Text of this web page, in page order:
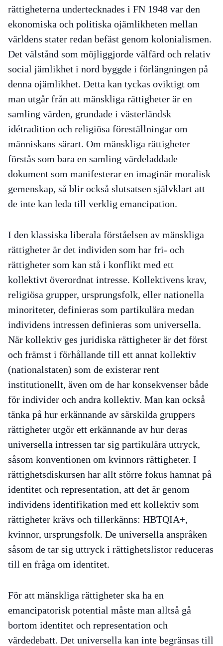
rättigheterna undertecknades i FN 1948 var den
ekonomiska och politiska ojämlikheten mellan
världens stater redan befäst genom kolonialismen.
Det välstånd som möjliggjorde välfärd och relativ
social jämlikhet i nord byggde i förlängningen på
denna ojämlikhet. Detta kan tyckas oviktigt om
man utgår från att mänskliga rättigheter är en
samling värden, grundade i västerländsk
idétradition och religiösa föreställningar om
människans särart. Om mänskliga rättigheter
förstås som bara en samling värdeladdade
dokument som manifesterar en imaginär moralisk
gemenskap, så blir också slutsatsen självklart att
de inte kan leda till verklig emancipation.
I den klassiska liberala förståelsen av mänskliga
rättigheter är det individen som har fri- och
rättigheter som kan stå i konflikt med ett
kollektivt överordnat intresse. Kollektivens krav,
religiösa grupper, ursprungsfolk, eller nationella
minoriteter, definieras som partikulära medan
individens intressen definieras som universella.
När kollektiv ges juridiska rättigheter är det först
och främst i förhållande till ett annat kollektiv
(nationalstaten) som de existerar rent
institutionellt, även om de har konsekvenser både
för individer och andra kollektiv. Man kan också
tänka på hur erkännande av särskilda gruppers
rättigheter utgör ett erkännande av hur deras
universella intressen tar sig partikulära uttryck,
såsom konventionen om kvinnors rättigheter. I
rättighetsdiskursen har allt större fokus hamnat på
identitet och representation, att det är genom
individens identifikation med ett kollektiv som
rättigheter krävs och tillerkänns: HBTQIA+,
kvinnor, ursprungsfolk. De universella anspråken
såsom de tar sig uttryck i rättighetslistor reduceras
till en fråga om identitet.
För att mänskliga rättigheter ska ha en
emancipatorisk potential måste man alltså gå
bortom identitet och representation och
värdedebatt. Det universella kan inte begränsas till